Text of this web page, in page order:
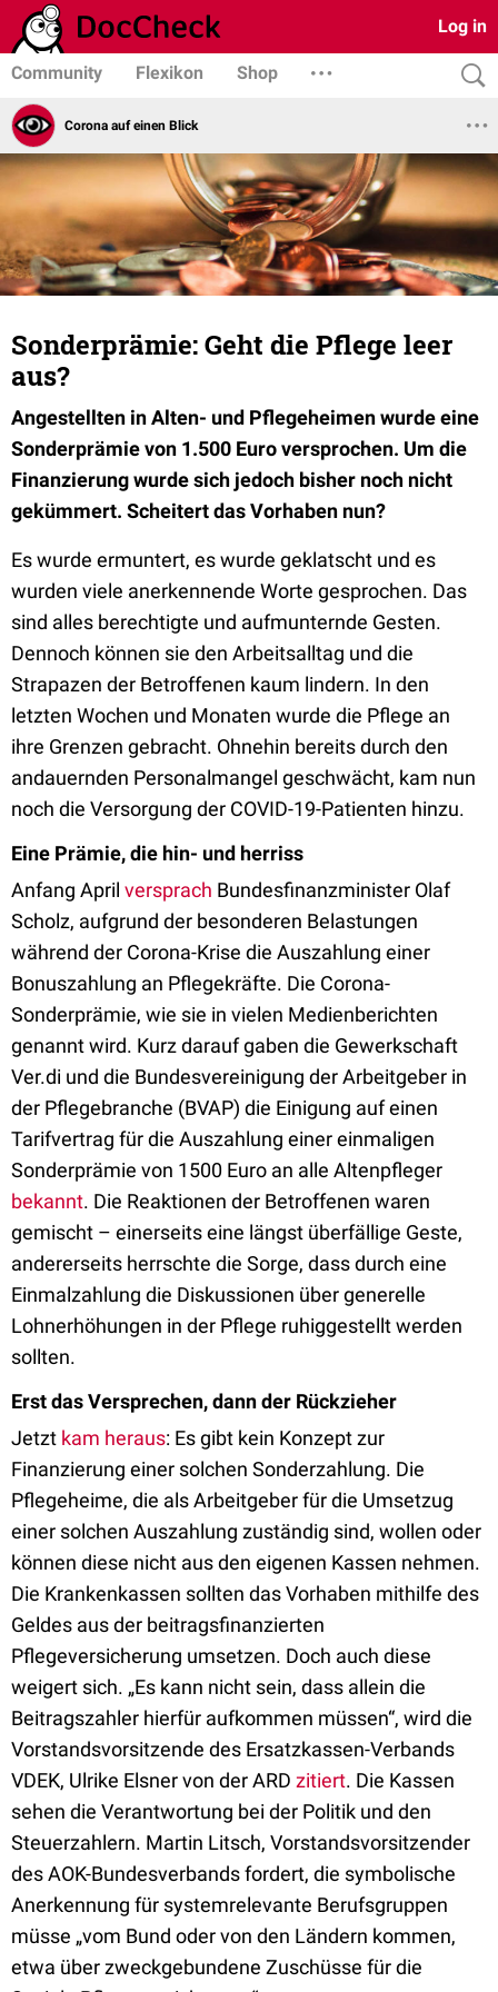
Log in
Community Flexikon Shop
Corona auf einen Blick
Sonderprämie: Geht die Pflege leer
aus?
Angestellten in Alten- und Pflegeheimen wurde eine
Sonderprämie von 1.500 Euro versprochen. Um die
Finanzierung wurde sich jedoch bisher noch nicht
gekümmert. Scheitert das Vorhaben nun?
Es wurde ermuntert, es wurde geklatscht und es
wurden viele anerkennende Worte gesprochen. Das
sind alles berechtigte und aufmunternde Gesten.
Dennoch können sie den Arbeitsalltag und die
Strapazen der Betroffenen kaum lindern. In den
letzten Wochen und Monaten wurde die Pflege an
ihre Grenzen gebracht. Ohnehin bereits durch den
andauernden Personalmangel geschwächt, kam nun
noch die Versorgung der COVID-19-Patienten hinzu.
Eine Prämie, die hin- und herriss
Anfang April versprach Bundesfinanzminister Olaf
Scholz, aufgrund der besonderen Belastungen
während der Corona-Krise die Auszahlung einer
Bonuszahlung an Pflegekräfte. Die Corona-
Sonderprämie, wie sie in vielen Medienberichten
genannt wird. Kurz darauf gaben die Gewerkschaft
Ver.di und die Bundesvereinigung der Arbeitgeber in
der Pflegebranche (BVAP) die Einigung auf einen
Tarifvertrag für die Auszahlung einer einmaligen
Sonderprämie von 1500 Euro an alle Altenpfleger
bekannt. Die Reaktionen der Betroffenen waren
gemischt – einerseits eine längst überfällige Geste,
andererseits herrschte die Sorge, dass durch eine
Einmalzahlung die Diskussionen über generelle
Lohnerhöhungen in der Pflege ruhiggestellt werden
sollten.
Erst das Versprechen, dann der Rückzieher
Jetzt kam heraus: Es gibt kein Konzept zur
Finanzierung einer solchen Sonderzahlung. Die
Pflegeheime, die als Arbeitgeber für die Umsetzug
einer solchen Auszahlung zuständig sind, wollen oder
können diese nicht aus den eigenen Kassen nehmen.
Die Krankenkassen sollten das Vorhaben mithilfe des
Geldes aus der beitragsfinanzierten
Pflegeversicherung umsetzen. Doch auch diese
weigert sich. „Es kann nicht sein, dass allein die
Beitragszahler hierfür aufkommen müssen“, wird die
Vorstandsvorsitzende des Ersatzkassen-Verbands
VDEK, Ulrike Elsner von der ARD zitiert. Die Kassen
sehen die Verantwortung bei der Politik und den
Steuerzahlern. Martin Litsch, Vorstandsvorsitzender
des AOK-Bundesverbands fordert, die symbolische
Anerkennung für systemrelevante Berufsgruppen
müsse „vom Bund oder von den Ländern kommen,
etwa über zweckgebundene Zuschüsse für die